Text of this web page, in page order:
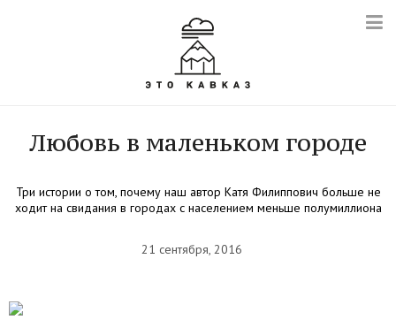
Любовь в маленьком городе
Три истории о том, почему наш автор Катя Филиппович больше не
ходит на свидания в городах с населением меньше полумиллиона
21 сентября, 2016